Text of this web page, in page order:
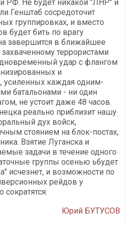
РФ. Не будет никакой "ЛНР" и
Генштаб сосредоточит
группировках, и вместо
будет бить по врагу
завершится в ближайшее
террористами
удар с флангом
и
усиленных каждая одним-
батальонами - ни один
не устоит даже 48 часов.
реально приблизит нашу
дух войск,
стоянием на блок-постах,
Взятие Луганска и
задачи в течение одного
группы осенью ьбудет
исчезнет, и возможности по
рейдов у
сократятся.
Юрий БУТУСОВ